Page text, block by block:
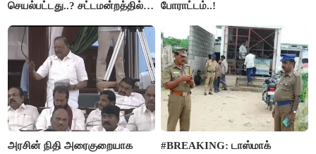
செயல்பட்டது..? சட்டமன்றத்தில்
போராட்டம்..!
அரசின் நிதி அரைகுறையாக
#BREAKING: டாஸ்மாக்